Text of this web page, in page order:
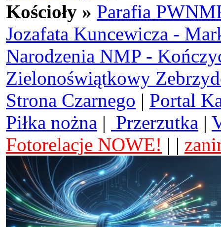
Kościoły » Parafia
Jozafata Kuncewicza -
Narodzenia NMP -
Zielonoświątkowy
Strona Czarnego | Portal
Piłka nożna | Przerzutka |
Fotorelacje NOWE! | |